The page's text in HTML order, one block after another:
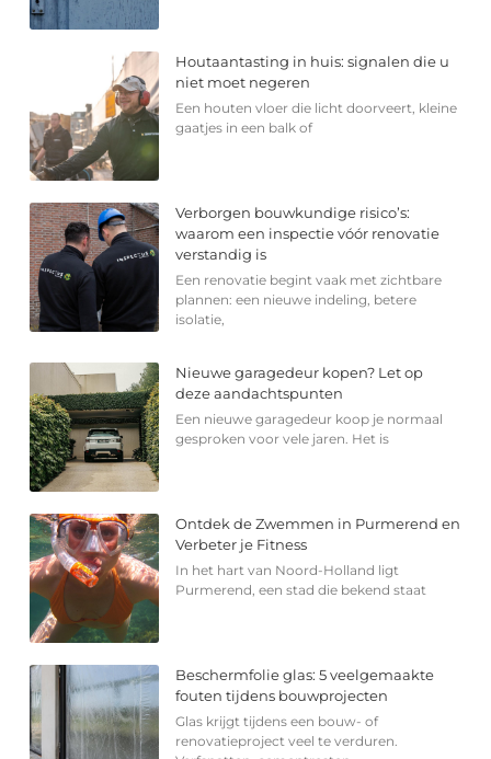
Houtaantasting in huis: signalen die u
niet moet negeren
Een houten vloer die licht doorveert, kleine
gaatjes in een balk of
Verborgen bouwkundige risico’s:
waarom een inspectie vóór renovatie
verstandig is
Een renovatie begint vaak met zichtbare
plannen: een nieuwe indeling, betere
isolatie,
Nieuwe garagedeur kopen? Let op
deze aandachtspunten
Een nieuwe garagedeur koop je normaal
gesproken voor vele jaren. Het is
Ontdek de Zwemmen in Purmerend en
Verbeter je Fitness
In het hart van Noord-Holland ligt
Purmerend, een stad die bekend staat
Beschermfolie glas: 5 veelgemaakte
fouten tijdens bouwprojecten
Glas krijgt tijdens een bouw- of
renovatieproject veel te verduren.